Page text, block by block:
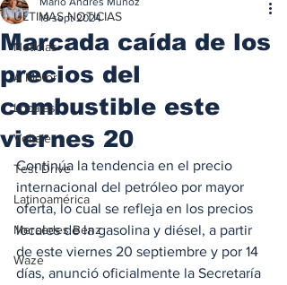
ÚLTIMAS NOTICIAS
Noticias
A Motor
Locales
Voltaje
Test Drive
Latinoamérica
Mercedes Benz
Waze
Marcada caída de los
precios del
combustible este
viernes 20
19 sept 2024
Continúa la tendencia en el precio
internacional del petróleo por mayor
oferta, lo cual se refleja en los precios
locales de la gasolina y diésel, a partir
de este viernes 20 septiembre y por 14
días, anunció oficialmente la Secretaría